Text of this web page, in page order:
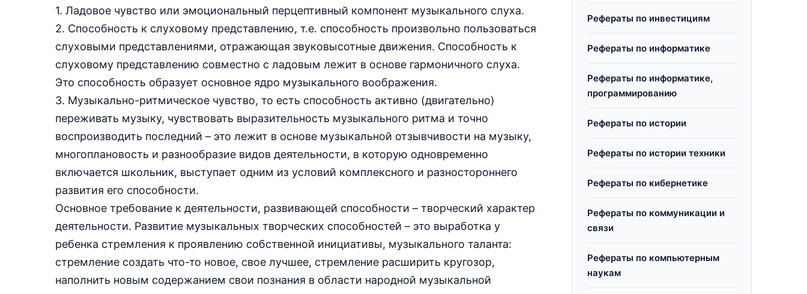
1. Ладовое чувство или эмоциональный перцептивный компонент музыкального слуха.
2. Способность к слуховому представлению, т.е. способность произвольно пользоваться
слуховыми представлениями, отражающая звуковысотные движения. Способность к
слуховому представлению совместно с ладовым лежит в основе гармоничного слуха.
Это способность образует основное ядро музыкального воображения.
3. Музыкально-ритмическое чувство, то есть способность активно (двигательно)
переживать музыку, чувствовать выразительность музыкального ритма и точно
воспроизводить последний – это лежит в основе музыкальной отзывчивости на музыку,
многоплановость и разнообразие видов деятельности, в которую одновременно
включается школьник, выступает одним из условий комплексного и разностороннего
развития его способности.
Основное требование к деятельности, развивающей способности – творческий характер
деятельности. Развитие музыкальных творческих способностей – это выработка у
ребенка стремления к проявлению собственной инициативы, музыкального таланта:
стремление создать что-то новое, свое лучшее, стремление расширить кругозор,
наполнить новым содержанием свои познания в области народной музыкальной
Рефераты по инвестициям
Рефераты по информатике
Рефераты по информатике,
программированию
Рефераты по истории
Рефераты по истории техники
Рефераты по кибернетике
Рефераты по коммуникации и
связи
Рефераты по компьютерным
наукам